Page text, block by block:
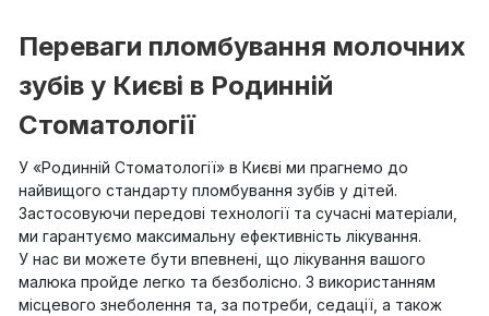
Переваги пломбування молочних
зубів у Києві в Родинній
Стоматології
У «Родинній Стоматології» в Києві ми прагнемо до
найвищого стандарту пломбування зубів у дітей.
Застосовуючи передові технології та сучасні матеріали,
ми гарантуємо максимальну ефективність лікування.
У нас ви можете бути впевнені, що лікування вашого
малюка пройде легко та безболісно. З використанням
місцевого знеболення та, за потреби, седації, а також